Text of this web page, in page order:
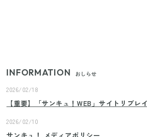
INFORMATION おしらせ
2026/02/18
【重要】「サンキュ！WEB」サイトリプレ
2026/02/10
サンキュ！ メディアポリシー